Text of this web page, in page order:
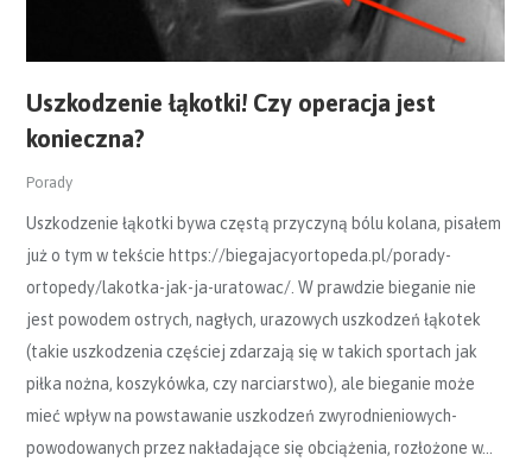
Uszkodzenie łąkotki! Czy operacja jest
konieczna?
Porady
Uszkodzenie łąkotki bywa częstą przyczyną bólu kolana, pisałem
już o tym w tekście https://biegajacyortopeda.pl/porady-
ortopedy/lakotka-jak-ja-uratowac/. W prawdzie bieganie nie
jest powodem ostrych, nagłych, urazowych uszkodzeń łąkotek
(takie uszkodzenia częściej zdarzają się w takich sportach jak
piłka nożna, koszykówka, czy narciarstwo), ale bieganie może
mieć wpływ na powstawanie uszkodzeń zwyrodnieniowych-
powodowanych przez nakładające się obciążenia, rozłożone w…